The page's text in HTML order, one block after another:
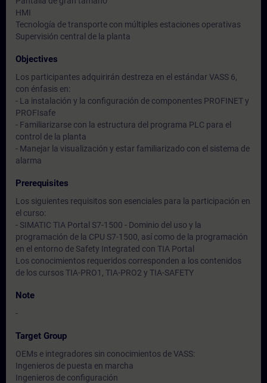
HMI
Tecnología de transporte con múltiples estaciones operativas
Supervisión central de la planta
Objectives
Los participantes adquirirán destreza en el estándar VASS 6,
con énfasis en:
- La instalación y la configuración de componentes PROFINET y
PROFIsafe
- Familiarizarse con la estructura del programa PLC para el
control de la planta
- Manejar la visualización y estar familiarizado con el sistema de
alarma
Prerequisites
Los siguientes requisitos son esenciales para la participación en
el curso:
- SIMATIC TIA Portal S7-1500 - Dominio del uso y la
programación de la CPU S7-1500, así como de la programación
en el entorno de Safety Integrated con TIA Portal
Los conocimientos requeridos corresponden a los contenidos
de los cursos TIA-PRO1, TIA-PRO2 y TIA-SAFETY
Note
-
Target Group
OEMs e integradores sin conocimientos de VASS:
Ingenieros de puesta en marcha
Ingenieros de configuración